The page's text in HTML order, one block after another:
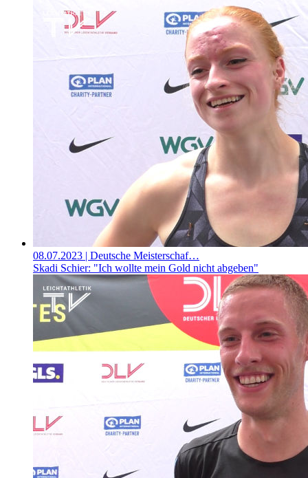
08.07.2023 | Deutsche Meisterschaf…
Skadi Schier: "Ich wollte mein Gold nicht abgeben"